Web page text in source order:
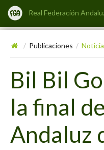
Real Federación
/ Publicaciones /
Bil Bil
la final
Andaluz